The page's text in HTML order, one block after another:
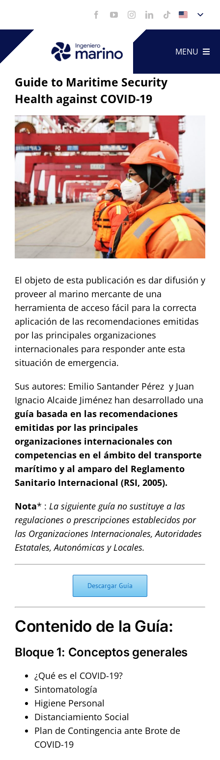
content
MENU
Services
Videos
Contact
Guide to Maritime Security
Health against COVID-19
View
Larger
Image
El objeto de esta publicación es dar difusión y
proveer al marino mercante de una
herramienta de acceso fácil para la correcta
aplicación de las recomendaciones emitidas
por las principales organizaciones
internacionales para responder ante esta
situación de emergencia.
Sus autores: Emilio Santander Pérez y Juan
Ignacio Alcaide Jiménez han desarrollado una
guía basada en las recomendaciones
emitidas por las principales
organizaciones internacionales con
competencias en el ámbito del transporte
marítimo y al amparo del Reglamento
Sanitario Internacional (RSI, 2005).
Nota* : La siguiente guía no sustituye a las
regulaciones o prescripciones establecidos por
las Organizaciones Internacionales, Autoridades
Estatales, Autonómicas y Locales.
Descargar Guía
Contenido de la Guía:
Bloque 1: Conceptos generales
¿Qué es el COVID-19?
Sintomatología
Higiene Personal
Distanciamiento Social
Plan de Contingencia ante Brote de
COVID-19